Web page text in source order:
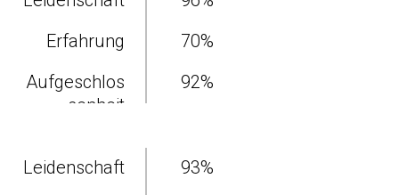
Erfahrung
70%
Aufgeschlos
senheit
92%
Leidenschaft 93%